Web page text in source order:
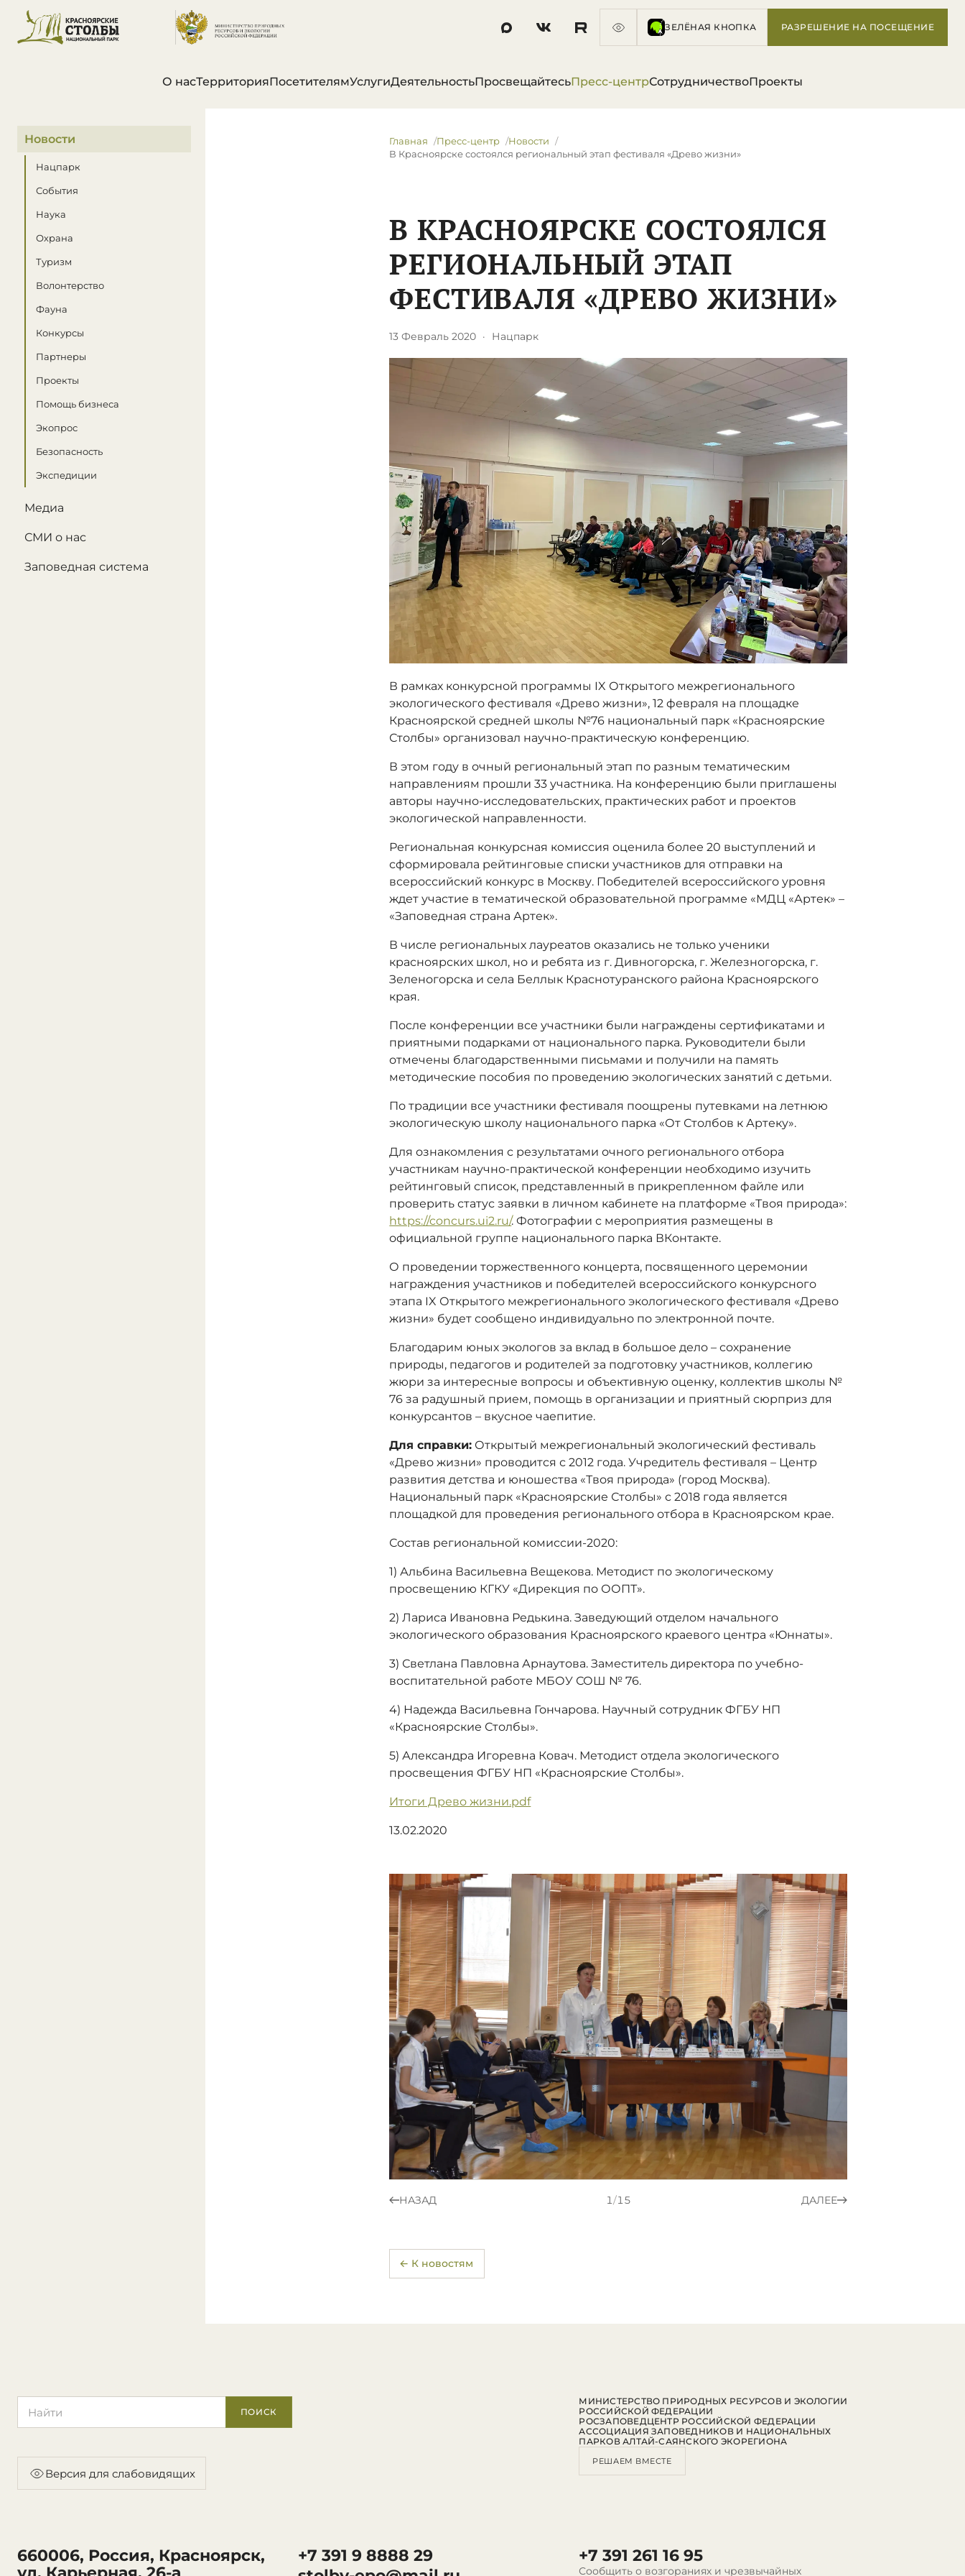
ЗЕЛЁНАЯ КНОПКА РАЗРЕШЕНИЕ НА ПОСЕЩЕНИЕ
О насТерриторияПосетителямУслугиДеятельностьПросвещайтесьПресс-центрСотрудничествоПроекты
В этом разделе
Новости
Нацпарк
События
Наука
Охрана
Туризм
Волонтерство
Фауна
Конкурсы
Партнеры
Проекты
Помощь бизнеса
Экопрос
Безопасность
Экспедиции
Медиа
СМИ о нас
Заповедная система
Главная Пресс-центр
Новости
​В Красноярске состоялся региональный этап фестиваля «Древо жизни»
​В КРАСНОЯРСКЕ СОСТОЯЛСЯ
РЕГИОНАЛЬНЫЙ ЭТАП
ФЕСТИВАЛЯ «ДРЕВО ЖИЗНИ»
13 Февраль 2020 · Нацпарк
В рамках конкурсной программы IX Открытого межрегионального
экологического фестиваля «Древо жизни», 12 февраля на площадке
Красноярской средней школы №76 национальный парк «Красноярские
Столбы» организовал научно-практическую конференцию.
В этом году в очный региональный этап по разным тематическим
направлениям прошли 33 участника. На конференцию были приглашены
авторы научно-исследовательских, практических работ и проектов
экологической направленности.
Региональная конкурсная комиссия оценила более 20 выступлений и
сформировала рейтинговые списки участников для отправки на
всероссийский конкурс в Москву. Победителей всероссийского уровня
ждет участие в тематической образовательной программе «МДЦ «Артек» –
«Заповедная страна Артек».
В числе региональных лауреатов оказались не только ученики
красноярских школ, но и ребята из г. Дивногорска, г. Железногорска, г.
Зеленогорска и села Беллык Краснотуранского района Красноярского
края.
После конференции все участники были награждены сертификатами и
приятными подарками от национального парка. Руководители были
отмечены благодарственными письмами и получили на память
методические пособия по проведению экологических занятий с детьми.
По традиции все участники фестиваля поощрены путевками на летнюю
экологическую школу национального парка «От Столбов к Артеку».
Для ознакомления с результатами очного регионального отбора
участникам научно-практической конференции необходимо изучить
рейтинговый список, представленный в прикрепленном файле или
проверить статус заявки в личном кабинете на платформе «Твоя природа»:
https://concurs.ui2.ru/. Фотографии с мероприятия размещены в
официальной группе национального парка ВКонтакте.
О проведении торжественного концерта, посвященного церемонии
награждения участников и победителей всероссийского конкурсного
этапа IX Открытого межрегионального экологического фестиваля «Древо
жизни» будет сообщено индивидуально по электронной почте.
Благодарим юных экологов за вклад в большое дело – сохранение
природы, педагогов и родителей за подготовку участников, коллегию
жюри за интересные вопросы и объективную оценку, коллектив школы №
76 за радушный прием, помощь в организации и приятный сюрприз для
конкурсантов – вкусное чаепитие.
Для справки: Открытый межрегиональный экологический фестиваль
«Древо жизни» проводится с 2012 года. Учредитель фестиваля – Центр
развития детства и юношества «Твоя природа» (город Москва).
Национальный парк «Красноярские Столбы» с 2018 года является
площадкой для проведения регионального отбора в Красноярском крае.
Состав региональной комиссии-2020:
1) Альбина Васильевна Вещекова. Методист по экологическому
просвещению КГКУ «Дирекция по ООПТ».
2) Лариса Ивановна Редькина. Заведующий отделом начального
экологического образования Красноярского краевого центра «Юннаты».
3) Светлана Павловна Арнаутова. Заместитель директора по учебно-
воспитательной работе МБОУ СОШ № 76.
4) Надежда Васильевна Гончарова. Научный сотрудник ФГБУ НП
«Красноярские Столбы».
5) Александра Игоревна Ковач. Методист отдела экологического
просвещения ФГБУ НП «Красноярские Столбы».
Итоги Древо жизни.pdf
13.02.2020
НАЗАД 1/15 ДАЛЕЕ
← К новостям
ПОИСК
Версия для слабовидящих
660006, Россия, Красноярск,
+7 391 9 8888 29
+7 391 261 16 95
Сообщить о возгораниях и чрезвычайных
МИНИСТЕРСТВО ПРИРОДНЫХ РЕСУРСОВ И ЭКОЛОГИИ
РОССИЙСКОЙ ФЕДЕРАЦИИ
РОСЗАПОВЕДЦЕНТР РОССИЙСКОЙ ФЕДЕРАЦИИ
АССОЦИАЦИЯ ЗАПОВЕДНИКОВ И НАЦИОНАЛЬНЫХ
ПАРКОВ АЛТАЙ-САЯНСКОГО ЭКОРЕГИОНА
РЕШАЕМ ВМЕСТЕ